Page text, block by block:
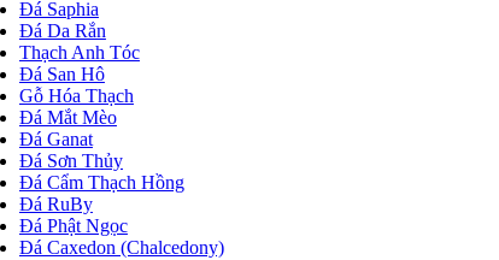
Đá Saphia
Đá Da Rắn
Thạch Anh Tóc
Đá San Hô
Gỗ Hóa Thạch
Đá Mắt Mèo
Đá Ganat
Đá Sơn Thủy
Đá Cẩm Thạch Hồng
Đá RuBy
Đá Phật Ngọc
Đá Caxedon (Chalcedony)